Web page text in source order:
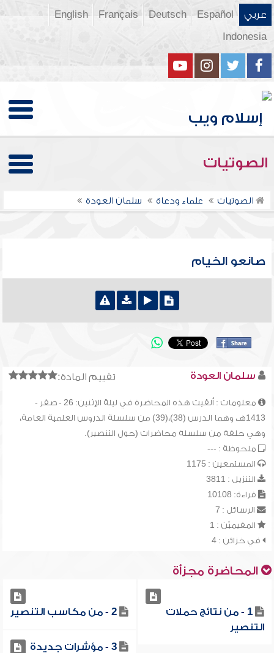
عربي Español
Deutsch
Français
English
Indonesia
الصوتيات
الصوتيات علماء ودعاة سلمان العودة
صانعو الخيام
تقييم المادة: سلمان العودة
معلومات : ألقيت هذه المحاضرة في ليلة الإثنين: 26 - صفر -
1413هـ، وهما الدرس (38)،(39) من سلسلة الدروس العلمية العامة،
وهي حلقة من سلسلة محاضرات (حول التنصير).
ملحوظة : ---
المستمعين : 1175
التنزيل : 3811
قراءة: 10108
الرسائل : 7
المقيميّن : 1
في خزائن : 4
المحاضرة مجزأة
1 - من نتائج حملات
التنصير
2 - من مكاسب التنصير
3 - مؤشرات جديدة